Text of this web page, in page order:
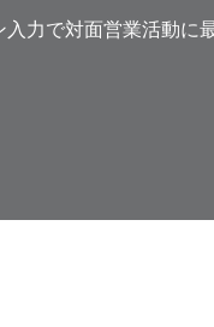
力で対面営業活動に